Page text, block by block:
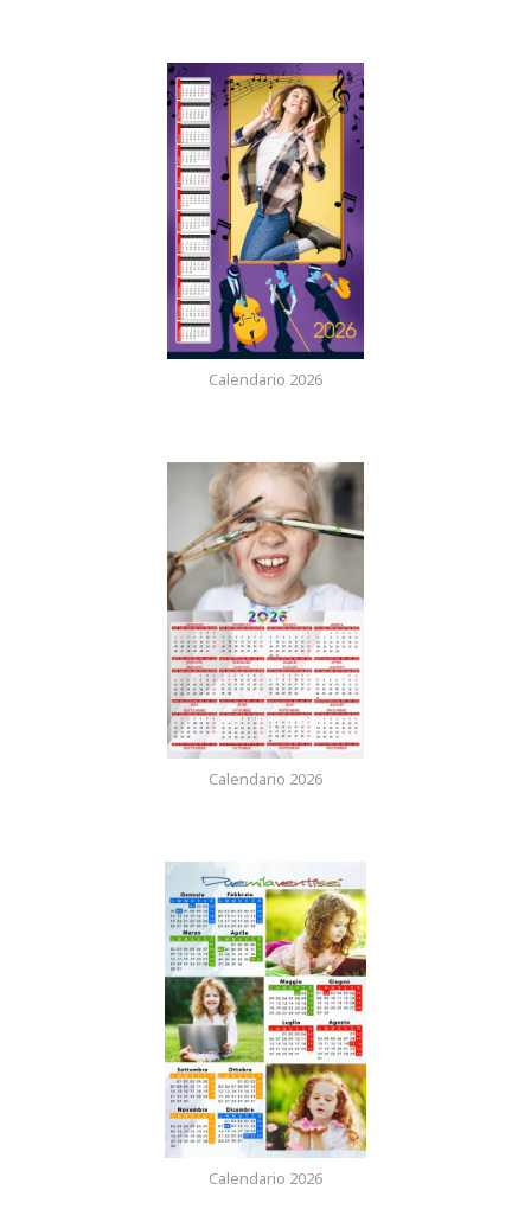
Calendario 2026
Calendario 2026
Calendario 2026